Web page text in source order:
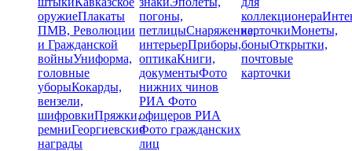
оружиеПлакаты
ПМВ, Революции
и Гражданской
войныУниформа,
головные
уборыКокарды,
вензели,
шифровкиПряжки,
ремниГеоргиевские
награды
погоны,
петлицыСнаряжение,
интерьерПриборы,
оптикаКниги,
документыФото
нижних чинов
РИАФото
офицеров РИА
Фото гражданских
лиц
коллекционера
карточкиМонеты,
боныОткрытки,
почтовые
карточки